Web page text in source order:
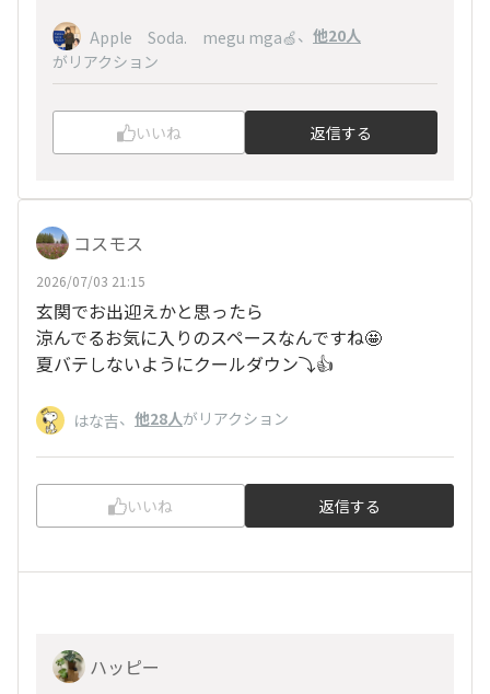
Apple Soda. megu mga🍏、 他20人
がリアクション
いいね 返信する
コスモス
2026/07/03 21:15
玄関でお出迎えかと思ったら
涼んでるお気に入りのスペースなんですね🤩
夏バテしないようにクールダウン⤵️👍
はな吉、 他28人がリアクション
いいね 返信する
ハッピー